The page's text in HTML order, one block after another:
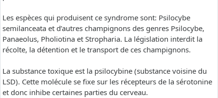
Les espèces qui produisent ce syndrome sont: Psilocybe
semilanceata et d’autres champignons des genres Psilocybe,
Panaeolus, Pholiotina et Stropharia. La législation interdit la
récolte, la détention et le transport de ces champignons.
La substance toxique est la psilocybine (substance voisine du
LSD). Cette molécule se fixe sur les récepteurs de la sérotonine
et donc inhibe certaines parties du cerveau.